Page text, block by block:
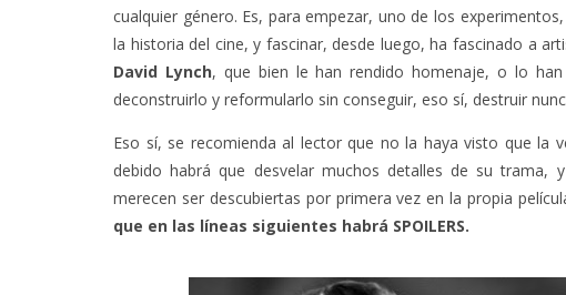
cualquier género. Es, para empezar, uno de los
la historia del cine, y fascinar, desde luego, ha fascinado a
David Lynch, que bien le han rendido homenaje, o lo
deconstruirlo y reformularlo sin conseguir, eso sí, destruir
Eso sí, se recomienda al lector que no la haya visto que la
debido habrá que desvelar muchos detalles de su trama,
merecen ser descubiertas por primera vez en la propia
que en las líneas siguientes habrá SPOILERS.